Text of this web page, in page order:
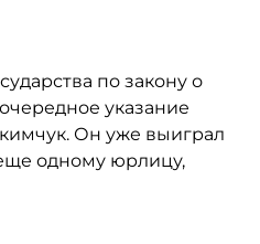
по закону о
указание
Он уже выиграл
одному юрлицу,